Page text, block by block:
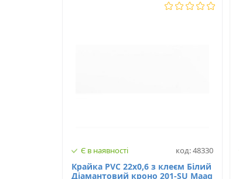
Є в наявності код: 48330
Крайка PVC 22х0,6 з клеєм Білий
Діамантовий кроно 201-SU Maag